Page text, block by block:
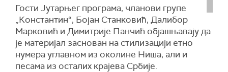
Гости Јутарњег програма, чланови групе
„Константин“, Бојан Станковић, Далибор
Марковић и Димитрије Панчић објашњавају да
је материјал заснован на стилизацији етно
нумера углавном из околине Ниша, али и
песама из осталих крајева Србије.